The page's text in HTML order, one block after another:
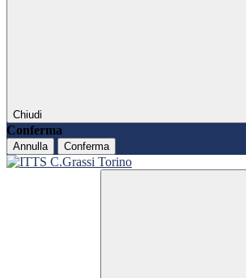
Chiudi
Conferma
Annulla Conferma